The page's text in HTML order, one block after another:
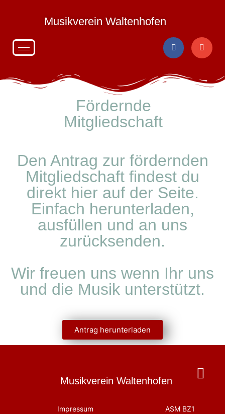
Musikverein Waltenhofen
Fördernde
Mitgliedschaft
Den Antrag zur fördernden
Mitgliedschaft findest du
direkt hier auf der Seite.
Einfach herunterladen,
ausfüllen und an uns
zurücksenden.
Wir freuen uns wenn Ihr uns
und die Musik unterstützt.
Antrag herunterladen
Musikverein Waltenhofen
Impressum ASM BZ1